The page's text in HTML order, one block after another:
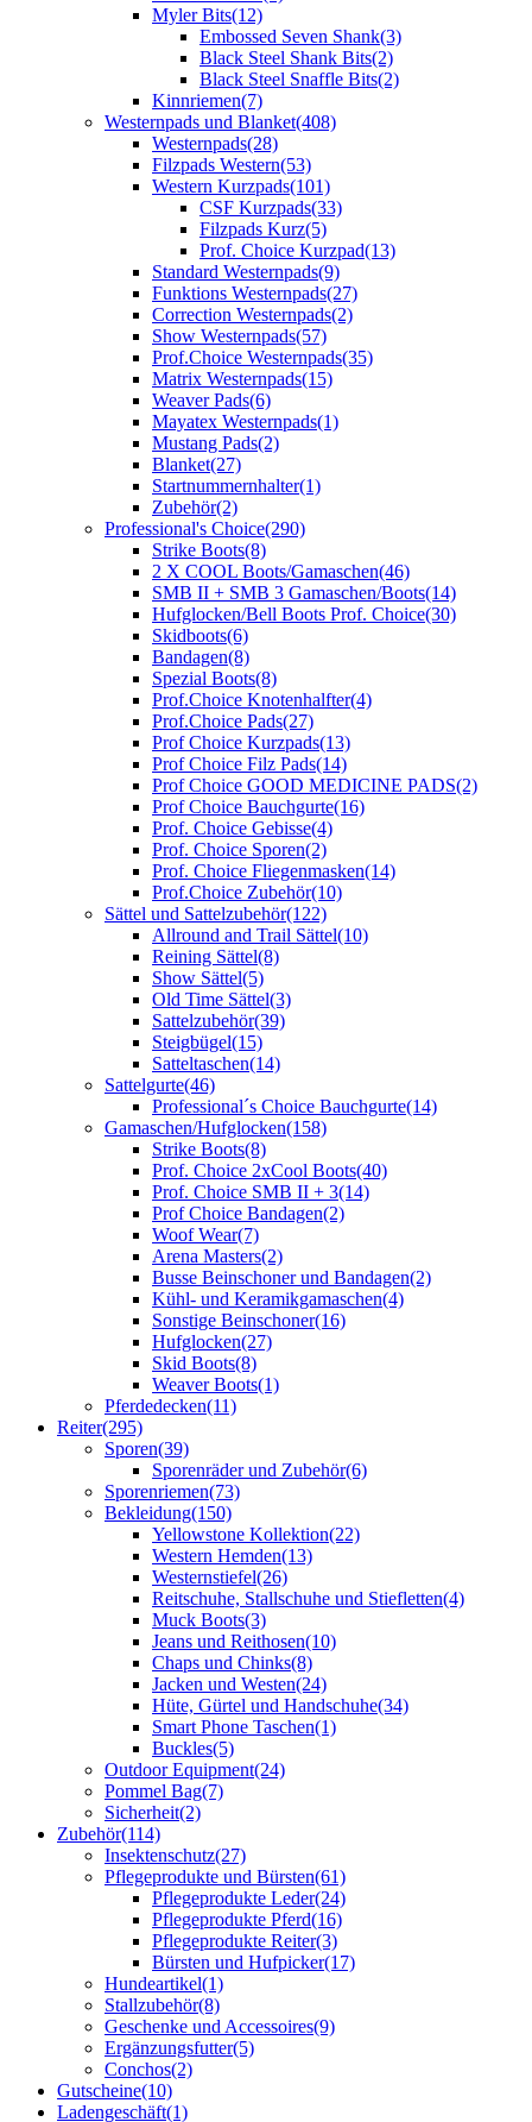
Myler Bits(12)
Embossed Seven Shank(3)
Black Steel Shank Bits(2)
Black Steel Snaffle Bits(2)
Kinnriemen(7)
Westernpads und Blanket(408)
Westernpads(28)
Filzpads Western(53)
Western Kurzpads(101)
CSF Kurzpads(33)
Filzpads Kurz(5)
Prof. Choice Kurzpad(13)
Standard Westernpads(9)
Funktions Westernpads(27)
Correction Westernpads(2)
Show Westernpads(57)
Prof.Choice Westernpads(35)
Matrix Westernpads(15)
Weaver Pads(6)
Mayatex Westernpads(1)
Mustang Pads(2)
Blanket(27)
Startnummernhalter(1)
Zubehör(2)
Professional's Choice(290)
Strike Boots(8)
2 X COOL Boots/Gamaschen(46)
SMB II + SMB 3 Gamaschen/Boots(14)
Hufglocken/Bell Boots Prof. Choice(30)
Skidboots(6)
Bandagen(8)
Spezial Boots(8)
Prof.Choice Knotenhalfter(4)
Prof.Choice Pads(27)
Prof Choice Kurzpads(13)
Prof Choice Filz Pads(14)
Prof Choice GOOD MEDICINE PADS(2)
Prof Choice Bauchgurte(16)
Prof. Choice Gebisse(4)
Prof. Choice Sporen(2)
Prof. Choice Fliegenmasken(14)
Prof.Choice Zubehör(10)
Sättel und Sattelzubehör(122)
Allround and Trail Sättel(10)
Reining Sättel(8)
Show Sättel(5)
Old Time Sättel(3)
Sattelzubehör(39)
Steigbügel(15)
Satteltaschen(14)
Sattelgurte(46)
Professional´s Choice Bauchgurte(14)
Gamaschen/Hufglocken(158)
Strike Boots(8)
Prof. Choice 2xCool Boots(40)
Prof. Choice SMB II + 3(14)
Prof Choice Bandagen(2)
Woof Wear(7)
Arena Masters(2)
Busse Beinschoner und Bandagen(2)
Kühl- und Keramikgamaschen(4)
Sonstige Beinschoner(16)
Hufglocken(27)
Skid Boots(8)
Weaver Boots(1)
Pferdedecken(11)
Reiter(295)
Sporen(39)
Sporenräder und Zubehör(6)
Sporenriemen(73)
Bekleidung(150)
Yellowstone Kollektion(22)
Western Hemden(13)
Westernstiefel(26)
Reitschuhe, Stallschuhe und Stiefletten(4)
Muck Boots(3)
Jeans und Reithosen(10)
Chaps und Chinks(8)
Jacken und Westen(24)
Hüte, Gürtel und Handschuhe(34)
Smart Phone Taschen(1)
Buckles(5)
Outdoor Equipment(24)
Pommel Bag(7)
Sicherheit(2)
Zubehör(114)
Insektenschutz(27)
Pflegeprodukte und Bürsten(61)
Pflegeprodukte Leder(24)
Pflegeprodukte Pferd(16)
Pflegeprodukte Reiter(3)
Bürsten und Hufpicker(17)
Hundeartikel(1)
Stallzubehör(8)
Geschenke und Accessoires(9)
Ergänzungsfutter(5)
Conchos(2)
Gutscheine(10)
Ladengeschäft(1)